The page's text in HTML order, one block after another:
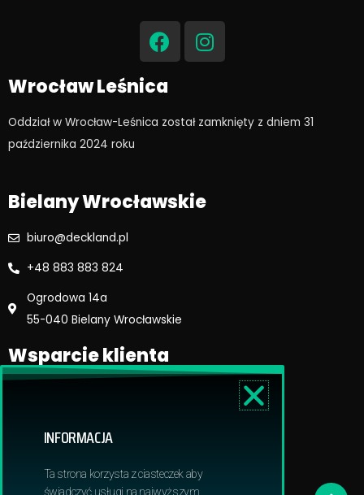
F
a
c
e
b
o
I
n
s
g
Wrocław Leśnica
Oddział w Wrocław-Leśnica został zamknięty z dniem 31
października 2024 roku​
Bielany Wrocławskie
biuro@deckland.pl
+48 883 883 824
Ogrodowa 14a
55-040 Bielany Wrocławskie
Wsparcie klienta
Dostawa i płatność
Obowiązek informacyjny RODO
INFORMACJA
Ta strona korzysta z ciasteczek aby
świadczyć usługi na najwyższym